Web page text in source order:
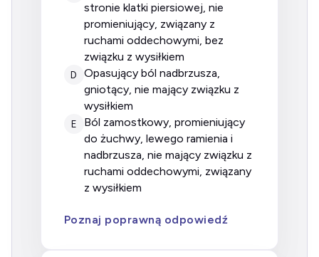
stronie klatki piersiowej, nie
promieniujący, związany z
ruchami oddechowymi, bez
związku z wysiłkiem
D
opasujący ból nadbrzusza,
gniotący, nie mający związku z
wysiłkiem
E
ból zamostkowy, promieniujący
do żuchwy, lewego ramienia i
nadbrzusza, nie mający związku z
ruchami oddechowymi, związany
z wysiłkiem
Poznaj poprawną odpowiedź